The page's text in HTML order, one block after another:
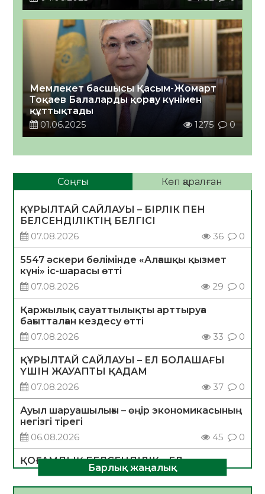
Мемлекет басшысы Қасым-Жомарт
Тоқаев Балаларды қорғау күнімен
құттықтады
01.06.2025
1275 0
Соңғы Көп қаралған
ҚҰРЫЛТАЙ САЙЛАУЫ – БІРЛІК ПЕН
БЕЛСЕНДІЛІКТІҢ БЕЛГІСІ
07.08.2026
36 0
5547 әскери бөлімінде «Алғашқы қызмет
күні» іс-шарасы өтті
07.08.2026
29 0
Қаржылық сауаттылықты арттыруға
бағытталған кездесу өтті
07.08.2026
33 0
ҚҰРЫЛТАЙ САЙЛАУЫ – ЕЛ БОЛАШАҒЫ
ҮШІН ЖАУАПТЫ ҚАДАМ
07.08.2026
37 0
Ауыл шаруашылығы – өңір экономикасының
негізгі тірегі
06.08.2026
45 0
ҚОҒАМДЫҚ БЕЛСЕНДІЛІК – ЕЛ
ДАМУЫНЫҢ НЕГІЗІ
06.08.2026
42 0
Барлық жаңалық